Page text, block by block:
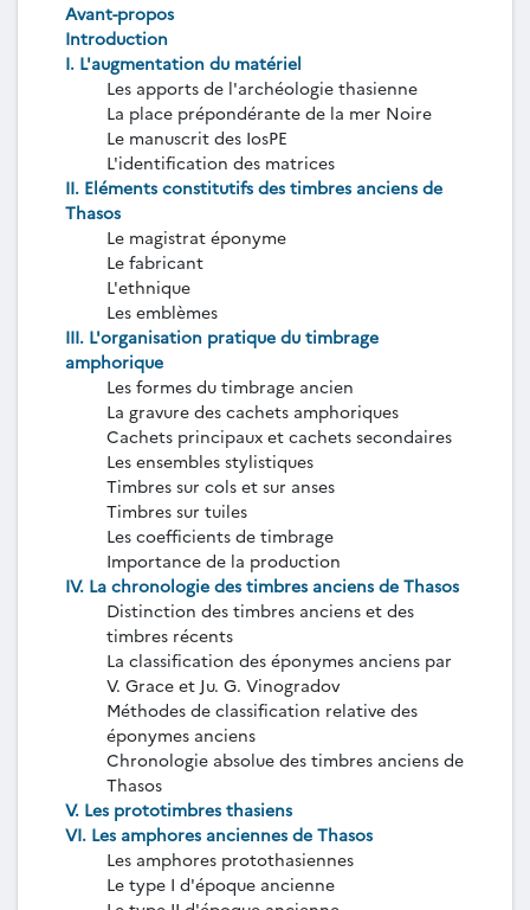
Avant-propos
Introduction
I. L'augmentation du matériel
Les apports de l'archéologie thasienne
La place prépondérante de la mer Noire
Le manuscrit des IosPE
L'identification des matrices
II. Eléments constitutifs des timbres anciens de
Thasos
Le magistrat éponyme
Le fabricant
L'ethnique
Les emblèmes
III. L'organisation pratique du timbrage
amphorique
Les formes du timbrage ancien
La gravure des cachets amphoriques
Cachets principaux et cachets secondaires
Les ensembles stylistiques
Timbres sur cols et sur anses
Timbres sur tuiles
Les coefficients de timbrage
Importance de la production
IV. La chronologie des timbres anciens de Thasos
Distinction des timbres anciens et des
timbres récents
La classification des éponymes anciens par
V. Grace et Ju. G. Vinogradov
Méthodes de classification relative des
éponymes anciens
Chronologie absolue des timbres anciens de
Thasos
V. Les prototimbres thasiens
VI. Les amphores anciennes de Thasos
Les amphores protothasiennes
Le type I d'époque ancienne